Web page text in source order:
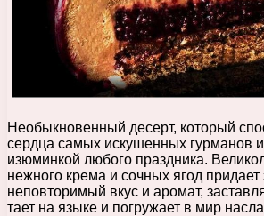
Необыкновенный десерт, который
сердца самых искушенных гурманов
изюминкой любого праздника.
нежного крема и сочных ягод
неповторимый вкус и аромат,
тает на языке и погружает в мир